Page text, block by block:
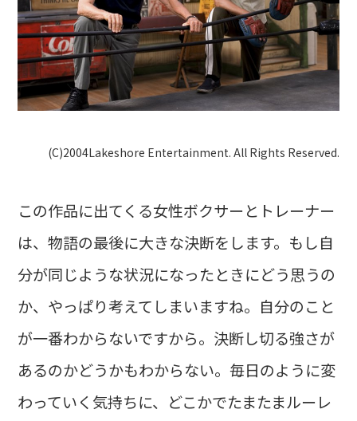
(C)2004Lakeshore Entertainment. All Rights Reserved.
この作品に出てくる女性ボクサーとトレーナー
は、物語の最後に大きな決断をします。もし自
分が同じような状況になったときにどう思うの
か、やっぱり考えてしまいますね。自分のこと
が一番わからないですから。決断し切る強さが
あるのかどうかもわからない。毎日のように変
わっていく気持ちに、どこかでたまたまルーレ